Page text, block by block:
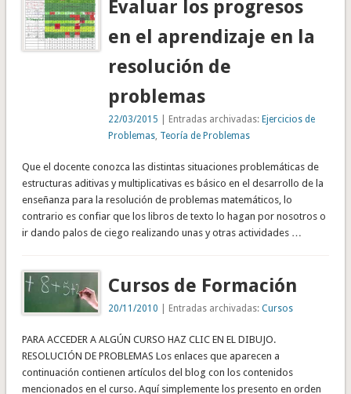
Evaluar los progresos
en el aprendizaje en la
resolución de
problemas
22/03/2015 | Entradas archivadas:Ejercicios de
Problemas Teoría de Problemas
Que el docente conozca las distintas situaciones problemáticas de
estructuras aditivas y multiplicativas es básico en el desarrollo de la
enseñanza para la resolución de problemas matemáticos, lo
contrario es confiar que los libros de texto lo hagan por nosotros o
ir dando palos de ciego realizando unas y otras actividades …
Cursos de Formación
20/11/2010 | Entradas archivadas:Cursos
PARA ACCEDER A ALGÚN CURSO HAZ CLIC EN EL DIBUJO.
RESOLUCIÓN DE PROBLEMAS Los enlaces que aparecen a
continuación contienen artículos del blog con los contenidos
mencionados en el curso. Aquí simplemente los presento en orden